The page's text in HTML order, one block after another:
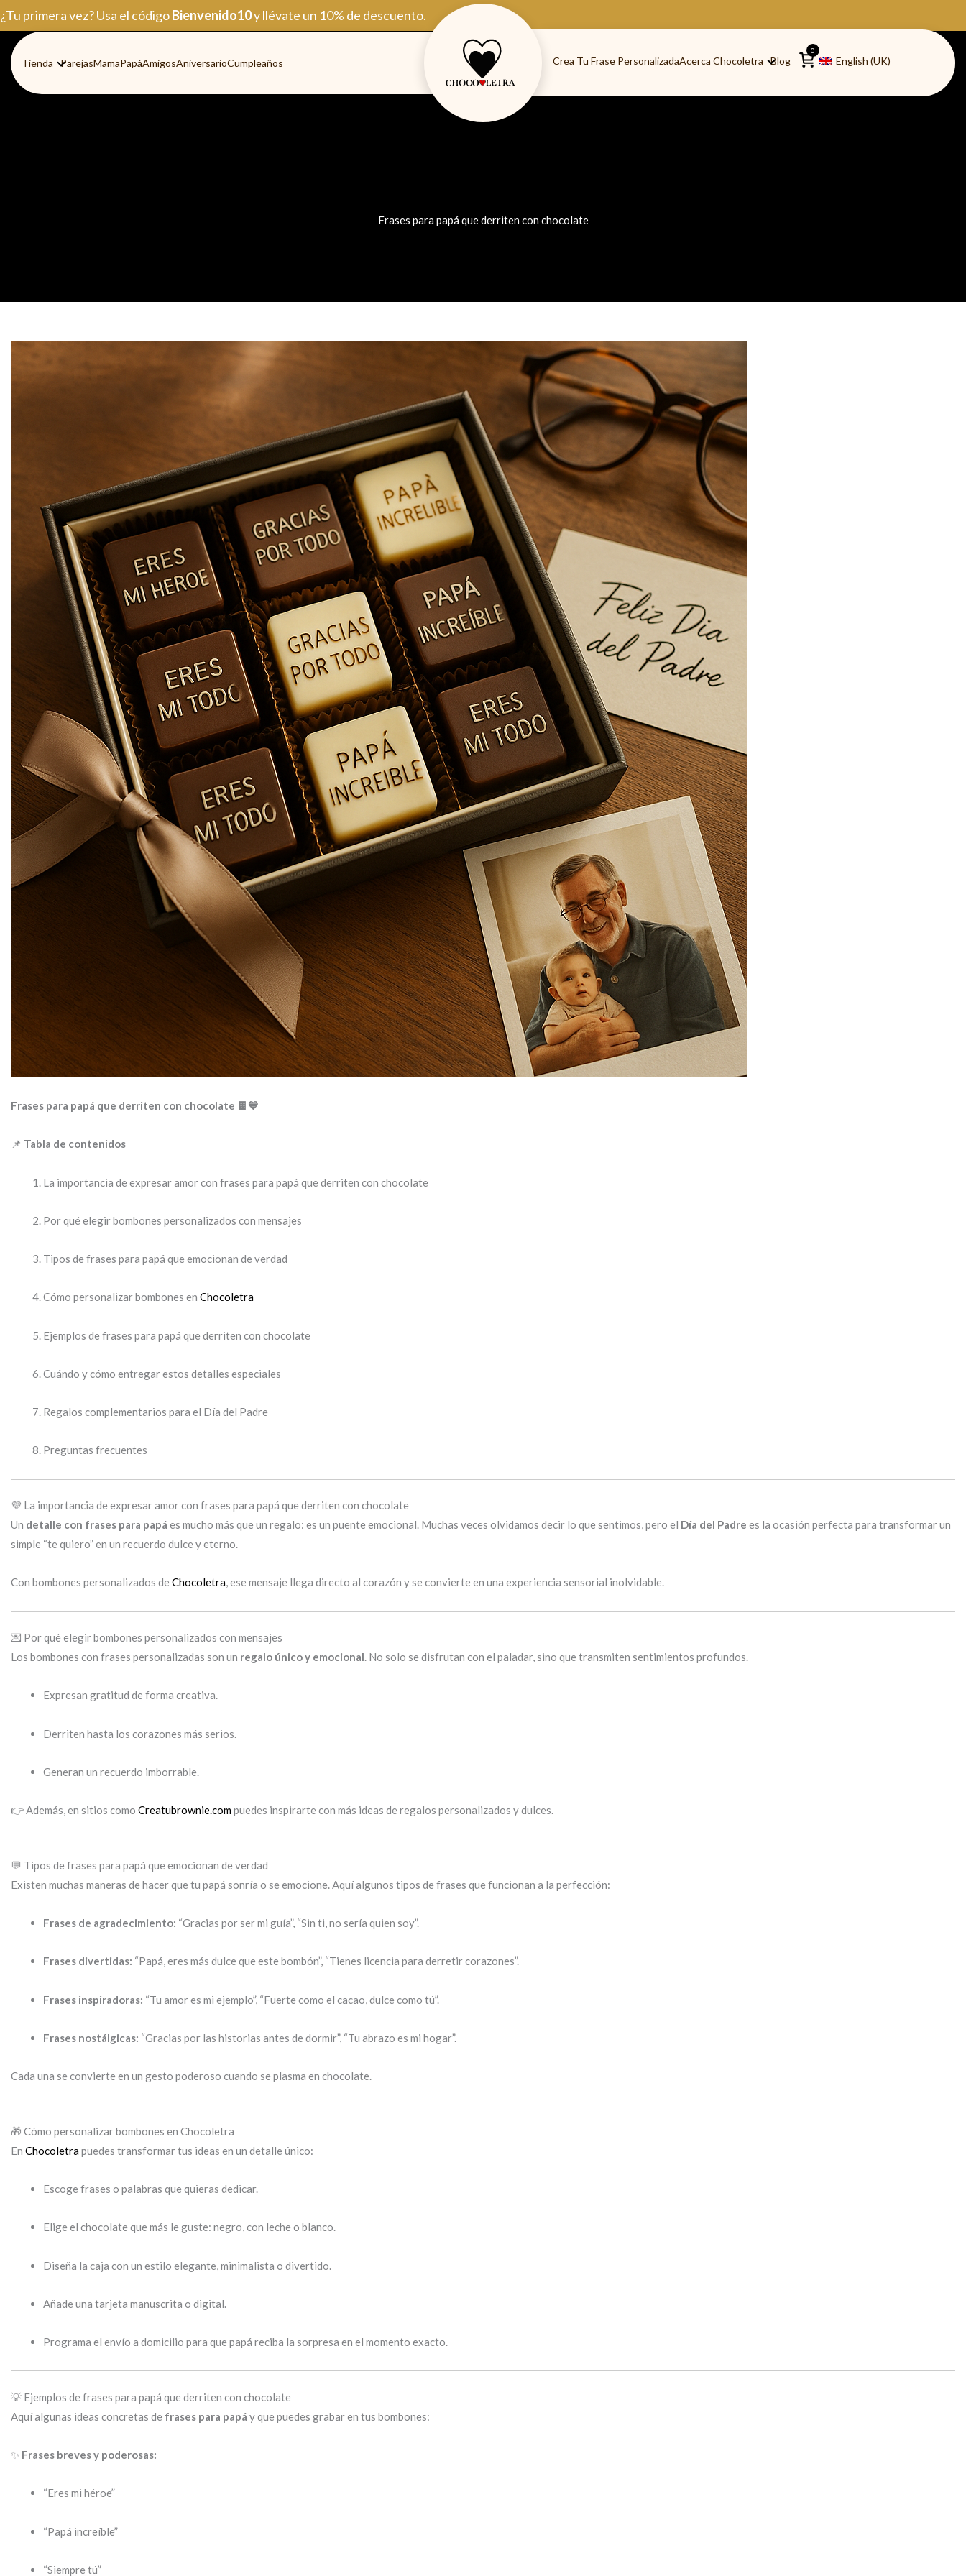
Ir
al
contenido
¿Tu primera vez? Usa el códigoBienvenido10y llévate un 10% de descuento.
Tienda ParejasMamaPapáAmigosAniversarioCumpleaños Crea Tu Frase PersonalizadaAcerca Chocoletra Blog
0
English (UK)
Frases para papá que derriten con chocolate
Frases para papá que derriten con chocolate 🍫💙
📌 Tabla de contenidos
La importancia de expresar amor con frases para papá que derriten con chocolate
Por qué elegir bombones personalizados con mensajes
Tipos de frases para papá que emocionan de verdad
Cómo personalizar bombones en Chocoletra
Ejemplos de frases para papá que derriten con chocolate
Cuándo y cómo entregar estos detalles especiales
Regalos complementarios para el Día del Padre
Preguntas frecuentes
💜 La importancia de expresar amor con frases para papá que derriten con chocolate
Un detalle con frases para papá es mucho más que un regalo: es un puente emocional. Muchas veces olvidamos decir lo que sentimos, pero el Día del Padre es la ocasión perfecta para transformar un
simple “te quiero” en un recuerdo dulce y eterno.
Con bombones personalizados de Chocoletra, ese mensaje llega directo al corazón y se convierte en una experiencia sensorial inolvidable.
💌 Por qué elegir bombones personalizados con mensajes
Los bombones con frases personalizadas son un regalo único y emocional. No solo se disfrutan con el paladar, sino que transmiten sentimientos profundos.
Expresan gratitud de forma creativa.
Derriten hasta los corazones más serios.
Generan un recuerdo imborrable.
👉 Además, en sitios como Creatubrownie.compuedes inspirarte con más ideas de regalos personalizados y dulces.
💬 Tipos de frases para papá que emocionan de verdad
Existen muchas maneras de hacer que tu papá sonría o se emocione. Aquí algunos tipos de frases que funcionan a la perfección:
Frases de agradecimiento: “Gracias por ser mi guía”, “Sin ti, no sería quien soy”.
Frases divertidas: “Papá, eres más dulce que este bombón”, “Tienes licencia para derretir corazones”.
Frases inspiradoras: “Tu amor es mi ejemplo”, “Fuerte como el cacao, dulce como tú”.
Frases nostálgicas: “Gracias por las historias antes de dormir”, “Tu abrazo es mi hogar”.
Cada una se convierte en un gesto poderoso cuando se plasma en chocolate.
🎁 Cómo personalizar bombones en Chocoletra
En Chocoletrapuedes transformar tus ideas en un detalle único:
Escoge frases o palabras que quieras dedicar.
Elige el chocolate que más le guste: negro, con leche o blanco.
Diseña la caja con un estilo elegante, minimalista o divertido.
Añade una tarjeta manuscrita o digital.
Programa el envío a domicilio para que papá reciba la sorpresa en el momento exacto.
💡 Ejemplos de frases para papá que derriten con chocolate
Aquí algunas ideas concretas de frases para papá y que puedes grabar en tus bombones:
✨ Frases breves y poderosas:
“Eres mi héroe”
“Papá increíble”
“Siempre tú”